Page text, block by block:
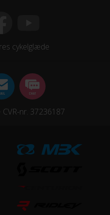
cykelglæde
CVR-nr. 37236187